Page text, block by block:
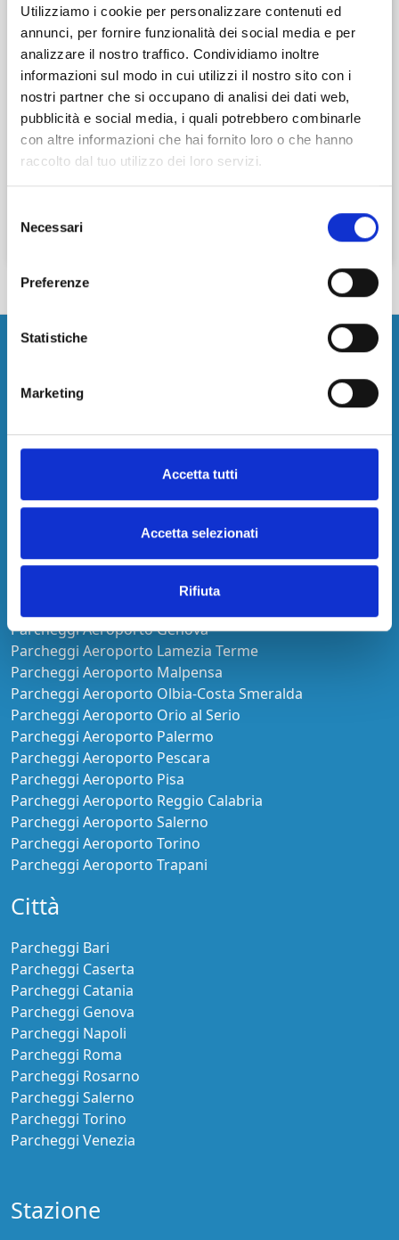
Utilizziamo i cookie per personalizzare contenuti ed
annunci, per fornire funzionalità dei social media e per
analizzare il nostro traffico. Condividiamo inoltre
informazioni sul modo in cui utilizzi il nostro sito con i
nostri partner che si occupano di analisi dei dati web,
pubblicità e social media, i quali potrebbero combinarle
con altre informazioni che hai fornito loro o che hanno
raccolto dal tuo utilizzo dei loro servizi.
delNecessari
Preferenze
Statistiche
Marketing
Accetta tutti
Accetta selezionati
Rifiuta
Dal giorno Ora
Al giorno Ora
Parcheggi Aeroporto Bari-Palese
Parcheggi Aeroporto Cagliari
Parcheggi Aeroporto Capodichino
Parcheggi Aeroporto Ciampino
Parcheggi Aeroporto Comiso
Parcheggi Aeroporto Firenze
Parcheggi Aeroporto Genova
Parcheggi Aeroporto Lamezia Terme
Parcheggi Aeroporto Malpensa
Parcheggi Aeroporto Olbia-Costa Smeralda
Parcheggi Aeroporto Orio al Serio
Parcheggi Aeroporto Palermo
Parcheggi Aeroporto Pescara
Parcheggi Aeroporto Pisa
Parcheggi Aeroporto Reggio Calabria
Parcheggi Aeroporto Salerno
Parcheggi Aeroporto Torino
Parcheggi Aeroporto Trapani
Città
Parcheggi Bari
Parcheggi Caserta
Parcheggi Catania
Parcheggi Genova
Parcheggi Napoli
Parcheggi Roma
Parcheggi Rosarno
Parcheggi Salerno
Parcheggi Torino
Parcheggi Venezia
Stazione